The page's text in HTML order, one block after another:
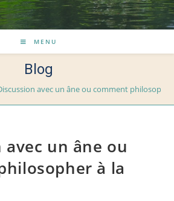
MENU
Blog
avec un âne ou comment
avec un âne ou
à la